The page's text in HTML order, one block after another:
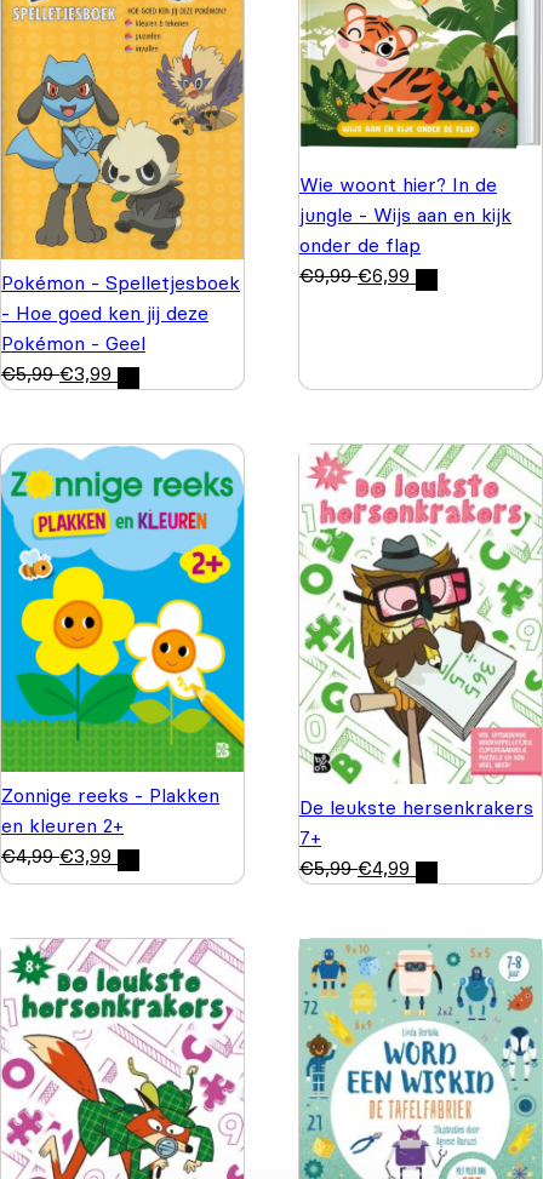
Pokémon - Spelletjesboek
- Hoe goed ken jij deze
Pokémon - Geel
€5,99 €3,99
Wie woont hier? In de
jungle - Wijs aan en kijk
onder de flap
€9,99 €6,99
Zonnige reeks - Plakken
en kleuren 2+
€4,99 €3,99
De leukste hersenkrakers
7+
€5,99 €4,99